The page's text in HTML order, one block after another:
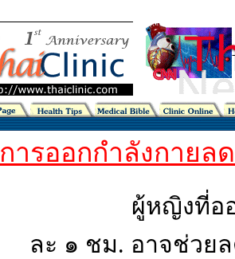
การออกกำลังกายล
ผู้หญิงที่ออกกำ
ละ ๑ ชม. อาจช่วย